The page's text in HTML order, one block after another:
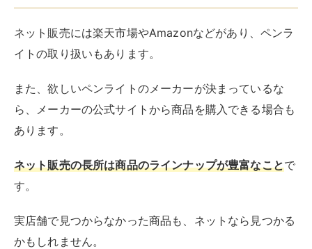
ネット販売には楽天市場やAmazonなどがあり、ペンラ
イトの取り扱いもあります。
また、欲しいペンライトのメーカーが決まっているな
ら、メーカーの公式サイトから商品を購入できる場合も
あります。
ネット販売の長所は商品のラインナップが豊富なことで
す。
実店舗で見つからなかった商品も、ネットなら見つかる
かもしれません。